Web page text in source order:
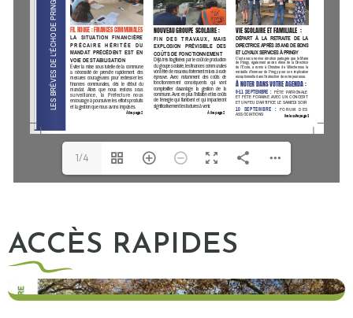
1/4
ACCÈS RAPIDES
Écho de Pringy n°2